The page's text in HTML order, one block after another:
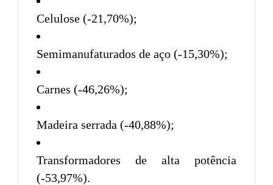
Celulose (-21,70%);
Semimanufaturados de aço (-15,30%);
Carnes (-46,26%);
Madeira serrada (-40,88%);
Transformadores de alta potência
(-53,97%).